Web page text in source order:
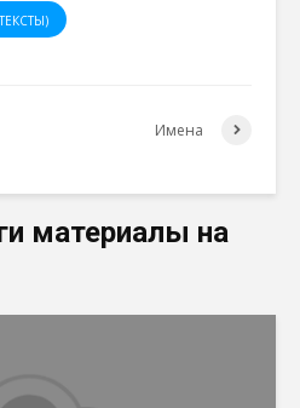
Имена
материалы на